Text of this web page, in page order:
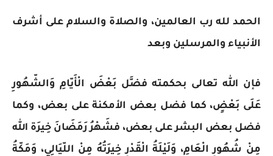
الحمد لله رب العالمين، والصلاة والسلام على أشرف
الأنبياء والمرسلين وبعد
فإن الله تعالى بحكمته فضَّل بَعْضَ الْأَيّامِ وَالشّهُورِ
عَلَى بَعْضٍ، كما فضل بعض الأمكنة على بعض، وكما
فضل بعض البشر على بعض، فشَهْرُ رَمَضَانَ خِيرَة الله
مِنْ شُهُورِ الْعَامِ، وَلَيْلَةُ الْقَدْرِ خِيرَتُهُ مِنْ اللّيَالِيِ، وَمَكّةُ